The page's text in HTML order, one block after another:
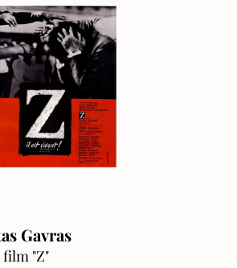
Gavras
film "Z"